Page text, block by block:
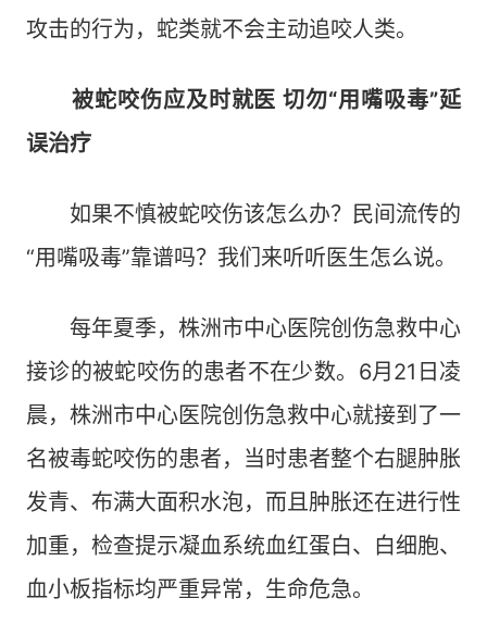
攻击的行为，蛇类就不会主动追咬人类。
被蛇咬伤应及时就医 切勿“用嘴吸毒”延
误治疗
如果不慎被蛇咬伤该怎么办？民间流传的
“用嘴吸毒”靠谱吗？我们来听听医生怎么说。
每年夏季，株洲市中心医院创伤急救中心
接诊的被蛇咬伤的患者不在少数。6月21日凌
晨，株洲市中心医院创伤急救中心就接到了一
名被毒蛇咬伤的患者，当时患者整个右腿肿胀
发青、布满大面积水泡，而且肿胀还在进行性
加重，检查提示凝血系统血红蛋白、白细胞、
血小板指标均严重异常，生命危急。